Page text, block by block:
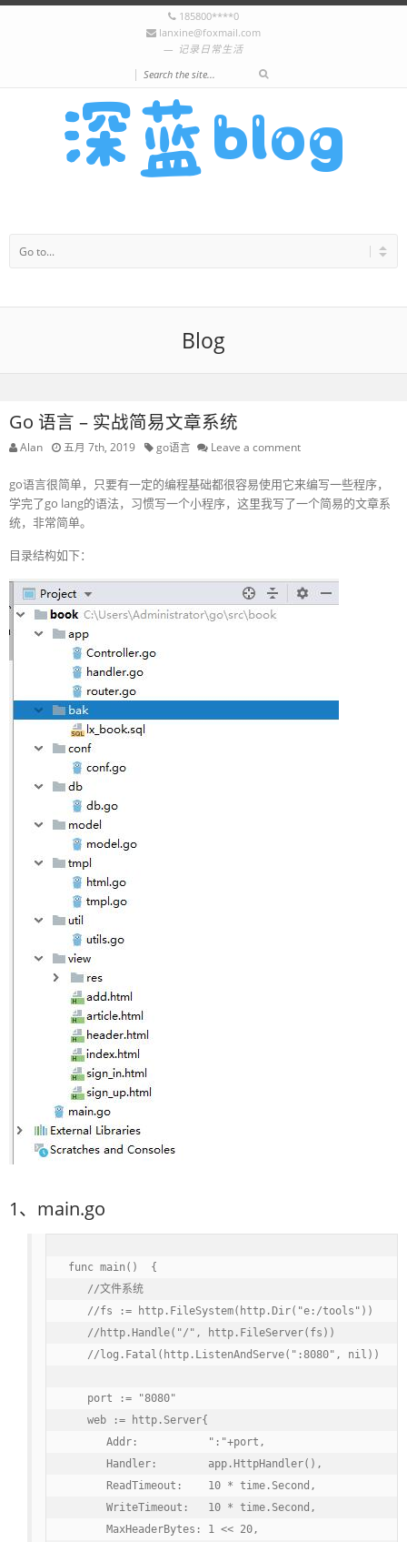
185800****0
lanxine@foxmail.com
记录日常生活
|
Blog
Go 语言 – 实战简易文章系统
Alan 五月 7th, 2019 go语言 Leave a comment
go语言很简单，只要有一定的编程基础都很容易使用它来编写一些程序，
学完了go lang的语法，习惯写一个小程序，这里我写了一个简易的文章系
统，非常简单。
目录结构如下：
1、main.go
func main()  {
   //文件系统
   //fs := http.FileSystem(http.Dir("e:/tools"))
   //http.Handle("/", http.FileServer(fs))
   //log.Fatal(http.ListenAndServe(":8080", nil))
   port := "8080"
   web := http.Server{
      Addr:           ":"+port,
      Handler:        app.HttpHandler(),
      ReadTimeout:    10 * time.Second,
      WriteTimeout:   10 * time.Second,
      MaxHeaderBytes: 1 << 20,